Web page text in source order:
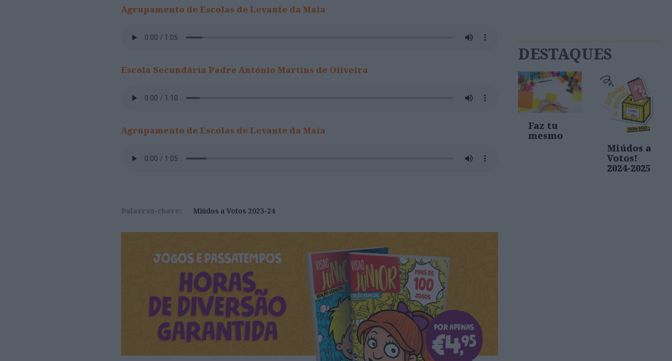
Agrupamento de Escolas de Levante da Maia
Escola Secundária Padre António Martins de Oliveira
Agrupamento de Escolas de Levante da Maia
Palavras-chave: Miúdos a Votos 2023-24
DESTAQUES
Faz tu
mesmo
Miúdos a
Votos!
2024-2025